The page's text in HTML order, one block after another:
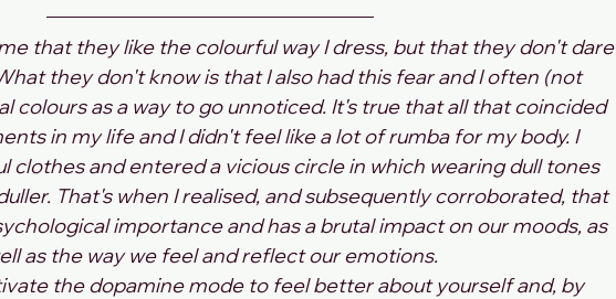
that they like the colourful way I dress, but that they don't dare
they don't know is that I also had this fear and I often (not
colours as a way to go unnoticed. It's true that all that coincided
in my life and I didn't feel like a lot of rumba for my body. I
clothes and entered a vicious circle in which wearing dull tones
That's when I realised, and subsequently corroborated, that
importance and has a brutal impact on our moods, as
as the way we feel and reflect our emotions.
the dopamine mode to feel better about yourself and, by